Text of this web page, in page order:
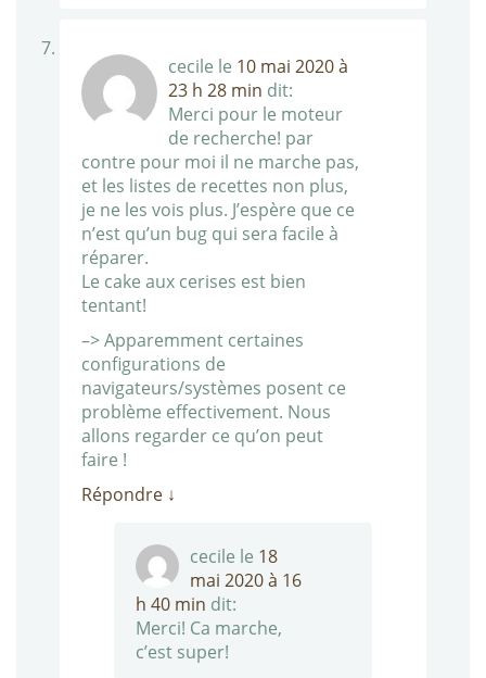
cecile le 10 mai 2020 à
23 h 28 min dit:
Merci pour le moteur
de recherche! par
contre pour moi il ne marche pas,
et les listes de recettes non plus,
je ne les vois plus. J’espère que ce
n’est qu’un bug qui sera facile à
réparer.
Le cake aux cerises est bien
tentant!
–> Apparemment certaines
configurations de
navigateurs/systèmes posent ce
problème effectivement. Nous
allons regarder ce qu’on peut
faire !
Répondre ↓
cecile le 18
mai 2020 à 16
h 40 min dit:
Merci! Ca marche,
c’est super!